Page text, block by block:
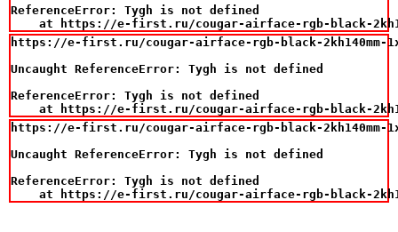
ReferenceError: Tygh is not defined
at https://e-first.ru/cougar-airface-rgb-black-
https://e-first.ru/cougar-airface-rgb-black-2kh140mm-
Uncaught ReferenceError: Tygh is not defined
ReferenceError: Tygh is not defined
at https://e-first.ru/cougar-airface-rgb-black-
https://e-first.ru/cougar-airface-rgb-black-2kh140mm-
Uncaught ReferenceError: Tygh is not defined
ReferenceError: Tygh is not defined
at https://e-first.ru/cougar-airface-rgb-black-